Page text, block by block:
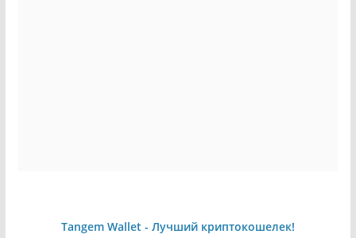
Tangem Wallet - Лучший криптокошелек!